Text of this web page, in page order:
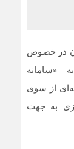
در خصوص
«سامانه
از سوی
به جهت